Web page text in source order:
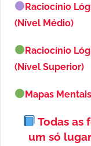
Raciocínio
(Nível Médio)
Raciocínio
(Nível Superior)
Mapas
Todas as
um só